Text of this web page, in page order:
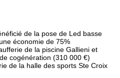
de la pose de Led basse
économie de 75%
de la piscine Gallieni et
cogénération (310 000 €)
de la halle des sports Ste Croix